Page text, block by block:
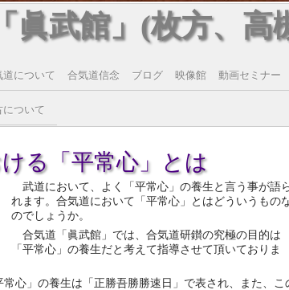
眞武館」(枚方、高
道について 合気道信念 ブログ 映像館 動画セミナー
について
る「平常心」とは
武道において、よく「平常心」の養生と言う事が語
れます。合気道において「平常心」とはどういうもの
のでしょうか。
合気道「眞武館」では、合気道研鑚の究極の目的は
「平常心」の養生だと考えて指導させて頂いておりま
心」の養生は「正勝吾勝勝速日」で表され、また、こ